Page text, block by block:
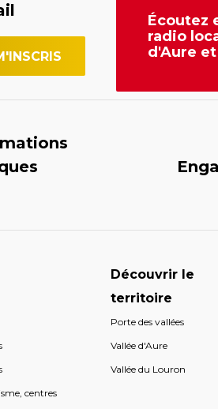
Écoutez
radio
d'Aure
centres
Découvrir le
territoire
Porte des vallées
Vallée d'Aure
Vallée du Louron